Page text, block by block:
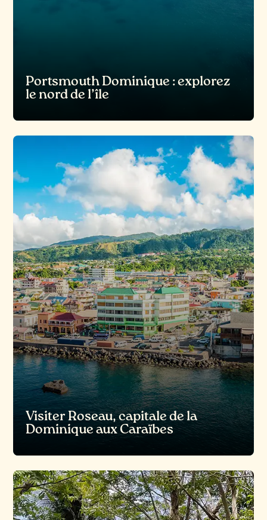
Portsmouth Dominique : explorez
le nord de l’île
Visiter Roseau, capitale de la
Dominique aux Caraïbes